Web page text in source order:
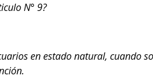
N° 9?
en estado natural, cuando